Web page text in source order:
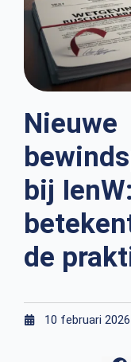
Nieuwe
bij
de
10 februari 2026